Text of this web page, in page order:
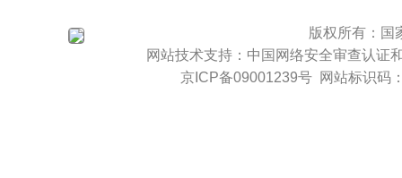
版权所有：
网站技术支持： 中国网络安全审查认证
京ICP备09001239号网站标识码